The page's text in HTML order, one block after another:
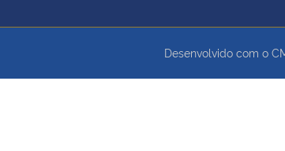
Desenvolvido com o